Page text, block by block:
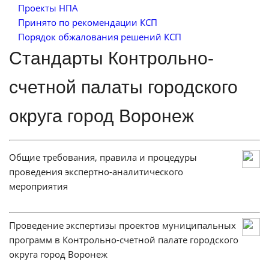
Проекты НПА
Принято по рекомендации КСП
Порядок обжалования решений КСП
Стандарты Контрольно-
счетной палаты городского
округа город Воронеж
Общие требования, правила и процедуры
проведения экспертно-аналитического
мероприятия
Проведение экспертизы проектов муниципальных
программ в Контрольно-счетной палате городского
округа город Воронеж